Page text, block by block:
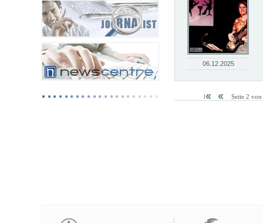
06.12.2025
Seite 2